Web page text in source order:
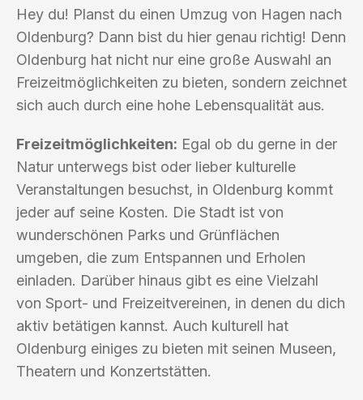
Hey du! Planst du einen Umzug von Hagen nach
Oldenburg? Dann bist du hier genau richtig! Denn
Oldenburg hat nicht nur eine große Auswahl an
Freizeitmöglichkeiten zu bieten, sondern zeichnet
sich auch durch eine hohe Lebensqualität aus.
Freizeitmöglichkeiten: Egal ob du gerne in der
Natur unterwegs bist oder lieber kulturelle
Veranstaltungen besuchst, in Oldenburg kommt
jeder auf seine Kosten. Die Stadt ist von
wunderschönen Parks und Grünflächen
umgeben, die zum Entspannen und Erholen
einladen. Darüber hinaus gibt es eine Vielzahl
von Sport- und Freizeitvereinen, in denen du dich
aktiv betätigen kannst. Auch kulturell hat
Oldenburg einiges zu bieten mit seinen Museen,
Theatern und Konzertstätten.